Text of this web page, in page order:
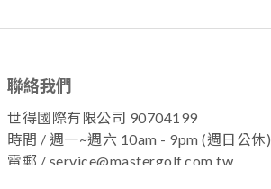
聯絡我們
世得國際有限公司 90704199
時間 / 週一~週六 10am - 9pm (週日公休)
電郵 / service@mastergolf.com.tw